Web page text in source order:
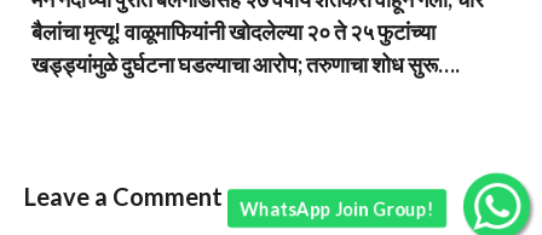
बैलांचा मृत्यू! वाळूमाफियांनी खोदलेल्या २० ते २५ फुटांच्या
खड्ड्यांमुळे दुर्घटना घडल्याचा आरोप; तरुणाचा शोध सुरू….
Leave a Comment WhatsApp Join Group!